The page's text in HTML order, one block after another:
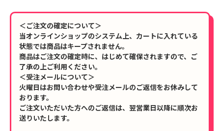
＜ご注文の確定について＞
当オンラインショップのシステム上、カートに入れている
状態では商品はキープされません。
商品はご注文の確定時に、はじめて確保されますので、ご
了承の上ご利用ください。
＜受注メールについて＞
火曜日はお問い合わせや受注メールのご返信をお休みして
おります。
ご注文いただいた方へのご返信は、翌営業日以降に順次お
送りいたします。